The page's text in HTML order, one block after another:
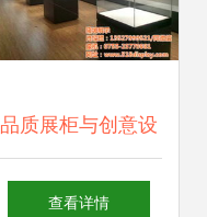
品质展柜与创意设
计 隆城展示的专业
查看详情